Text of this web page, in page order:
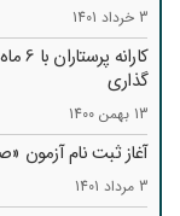
3 خرداد 1401
گذاری
13 بهمن 1400
آغاز ثبت نام آزمون
3 مرداد 1401